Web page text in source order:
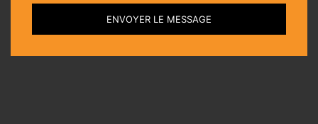
ENVOYER LE MESSAGE